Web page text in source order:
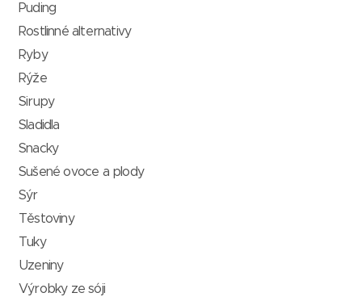
Puding
Rostlinné alternativy
Ryby
Rýže
Sirupy
Sladidla
Snacky
Sušené ovoce a plody
Sýr
Těstoviny
Tuky
Uzeniny
Výrobky ze sóji